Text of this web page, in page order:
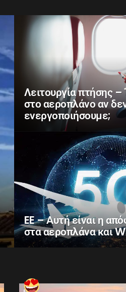
Λειτουργία πτήσης –
στο αεροπλάνο αν
ενεργοποιήσουμε;
EE – Αυτή είναι η
στα αεροπλάνα και